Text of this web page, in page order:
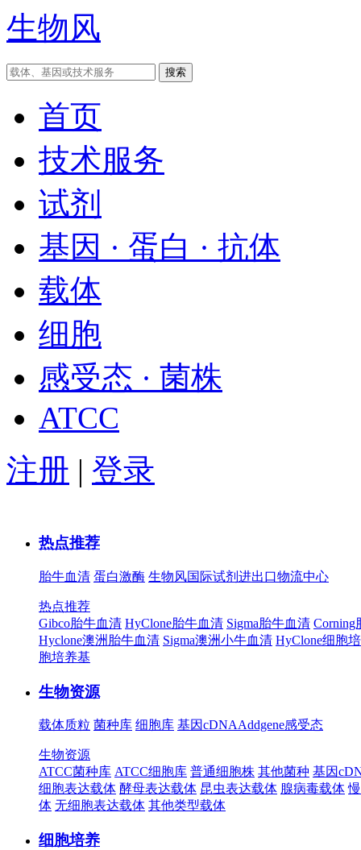
生物风
首页
技术服务
试剂
基因 · 蛋白 · 抗体
载体
细胞
感受态 · 菌株
ATCC
注册 | 登录
热点推荐
胎牛血清 蛋白激酶 生物风国际试剂进出口物流中心
热点推荐
Gibco胎牛血清 HyClone胎牛血清 Sigma胎牛血清 Corning
Hyclone澳洲胎牛血清 Sigma澳洲小牛血清 HyClone细胞
胞培养基
生物资源
载体质粒 菌种库 细胞库 基因cDNAAddgene感受态
生物资源
ATCC菌种库 ATCC细胞库 普通细胞株 其他菌种 基因
细胞表达载体 酵母表达载体 昆虫表达载体 腺病毒载体
体 无细胞表达载体 其他类型载体
细胞培养